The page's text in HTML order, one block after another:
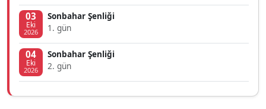
03
Eki
2026
Sonbahar Şenliği
1. gün
04
Eki
2026
Sonbahar Şenliği
2. gün